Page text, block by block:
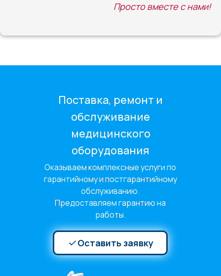
Просто вместе с нами!
Поставка, ремонт и
обслуживание
медицинского
оборудования
Оказываем комплексные услуги по
гарантийному и постгарантийному
обслуживанию.
Предоставляем гарантию на
работы.
Оставить заявку